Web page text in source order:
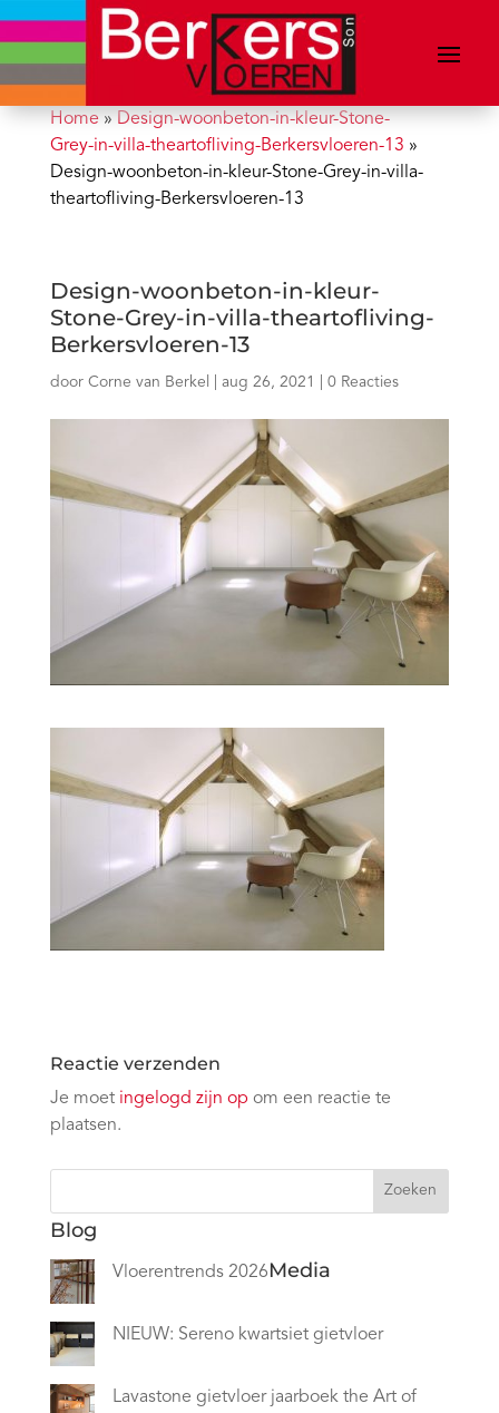
Home» Design-woonbeton-in-kleur-Stone-
Grey-in-villa-theartofliving-Berkersvloeren-13 »
Design-woonbeton-in-kleur-Stone-Grey-in-villa-
theartofliving-Berkersvloeren-13
Design-woonbeton-in-kleur-
Stone-Grey-in-villa-theartofliving-
Berkersvloeren-13
door Corne van Berkel aug 26, 2021 0 Reacties
Reactie verzenden
Je moet ingelogd zijn op om een reactie te
plaatsen.
Zoeken
Blog
Vloerentrends 2026
NIEUW: Sereno kwartsiet gietvloer
Lavastone gietvloer jaarboek the Art of
Media